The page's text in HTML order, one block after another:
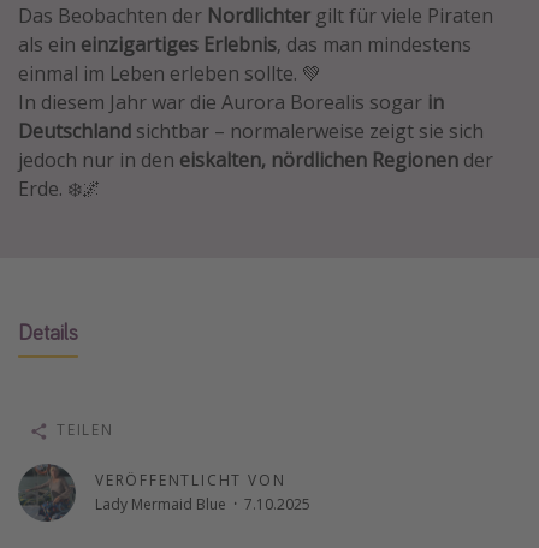
Reisethemen
Alle Reisethemen
Wellnessurlaub
Disneyland Paris
Strandurlaub
Hotels in Hamburg
Hotels in Amsterdam
Hotels am Achensee
Das Beobachten der Nordlichter gilt für viele Piraten
als ein einzigartiges Erlebnis, das man mindestens
einmal im Leben erleben sollte. 💚
In diesem Jahr war die Aurora Borealis sogar in
Deutschland sichtbar – normalerweise zeigt sie sich
jedoch nur in den eiskalten, nördlichen Regionen der
Erde. ❄️🌌
Details
VERÖFFENTLICHT VON
Lady Mermaid Blue · 7.10.2025
TEILEN